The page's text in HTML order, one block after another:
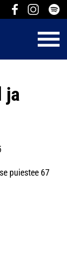
ja
puiestee 67